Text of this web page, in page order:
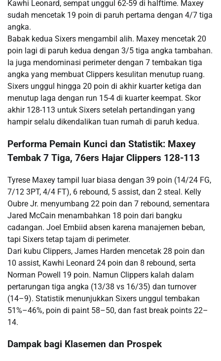
Kawhi Leonard, sempat unggul 62-59 di halftime. Maxey
sudah mencetak 19 poin di paruh pertama dengan 4/7 tiga
angka.
Babak kedua Sixers mengambil alih. Maxey mencetak 20
poin lagi di paruh kedua dengan 3/5 tiga angka tambahan.
Ia juga mendominasi perimeter dengan 7 tembakan tiga
angka yang membuat Clippers kesulitan menutup ruang.
Sixers unggul hingga 20 poin di akhir kuarter ketiga dan
menutup laga dengan run 15-4 di kuarter keempat. Skor
akhir 128-113 untuk Sixers setelah pertandingan yang
hampir selalu dikendalikan tuan rumah di paruh kedua.
Performa Pemain Kunci dan Statistik: Maxey
Tembak 7 Tiga, 76ers Hajar Clippers 128-113
Tyrese Maxey tampil luar biasa dengan 39 poin (14/24 FG,
7/12 3PT, 4/4 FT), 6 rebound, 5 assist, dan 2 steal. Kelly
Oubre Jr. menyumbang 22 poin dan 7 rebound, sementara
Jared McCain menambahkan 18 poin dari bangku
cadangan. Joel Embiid absen karena manajemen beban,
tapi Sixers tetap tajam di perimeter.
Dari kubu Clippers, James Harden mencetak 28 poin dan
10 assist, Kawhi Leonard 24 poin dan 8 rebound, serta
Norman Powell 19 poin. Namun Clippers kalah dalam
pertarungan tiga angka (13/38 vs 16/35) dan turnover
(14–9). Statistik menunjukkan Sixers unggul tembakan
51%–46%, poin di paint 58–50, dan fast break points 22–
14.
Dampak bagi Klasemen dan Prospek